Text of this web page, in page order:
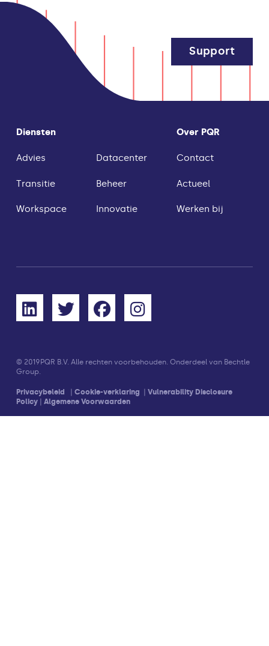
Diensten
Advies
Transitie
Workspace
Datacenter
Beheer
Innovatie
Over PQR
Contact
Actueel
Werken bij
Support
© 2019 PQR B.V. Alle rechten voorbehouden. Onderdeel van Bechtle
Group.
Privacybeleid Cookie-verklaring
Vulnerability Disclosure
Policy
Algemene Voorwaarden